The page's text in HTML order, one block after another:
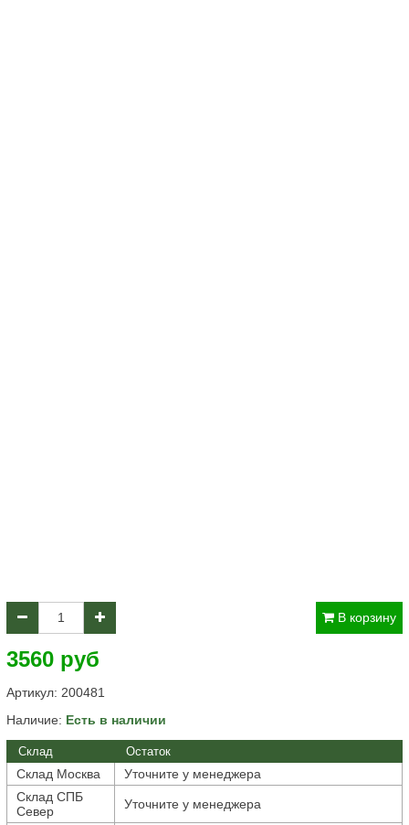
В корзину
3560 руб
Артикул: 200481
Наличие: Есть в наличии
Склад Остаток
Склад Москва
Уточните у менеджера
Склад СПБ
Север
Уточните у менеджера